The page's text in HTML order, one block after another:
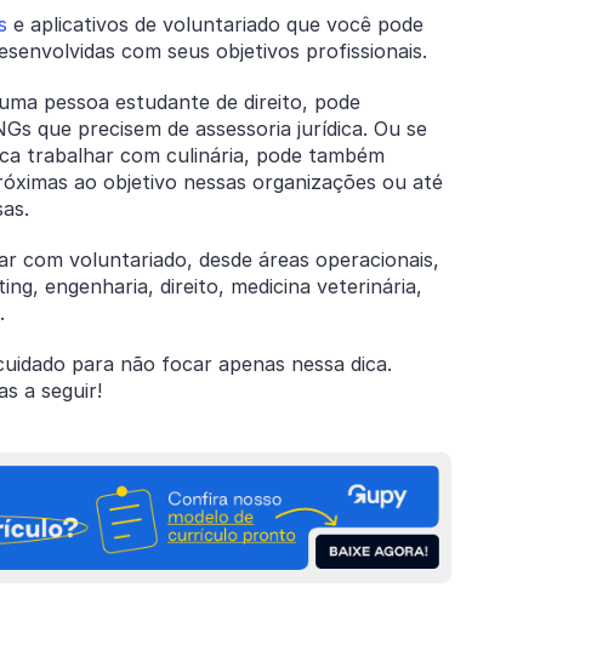
e aplicativos de voluntariado que você pode
com seus objetivos profissionais.
pessoa estudante de direito, pode
que precisem de assessoria jurídica. Ou se
trabalhar com culinária, pode também
ao objetivo nessas organizações ou até
com voluntariado, desde áreas operacionais,
engenharia, direito, medicina veterinária,
para não focar apenas nessa dica.
a seguir!